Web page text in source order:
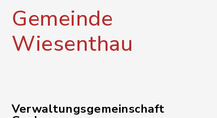
Gemeinde
Wiesenthau
Verwaltungsgemeinschaft